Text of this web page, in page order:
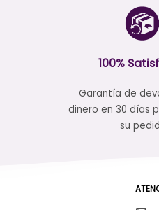
100%
Garantía de
dinero en 30 días
su